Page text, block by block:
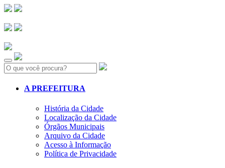
Search:
A PREFEITURA
História da Cidade
Localização da Cidade
Órgãos Municipais
Arquivo da Cidade
Acesso à Informação
Política de Privacidade